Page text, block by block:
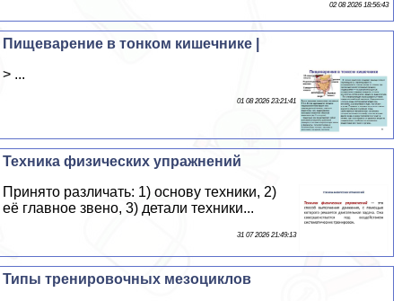
02 08 2026 18:56:43
Пищеварение в тонком кишечнике |
> ...
01 08 2026 23:21:41
Техника физических упражнений
Принято различать: 1) основу техники, 2)
её главное звено, 3) детали техники...
31 07 2026 21:49:13
Типы тренировочных мезоциклов